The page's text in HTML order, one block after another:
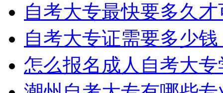
自考大专最快要多久
自考大专证需要多少钱
怎么报名成人自考大